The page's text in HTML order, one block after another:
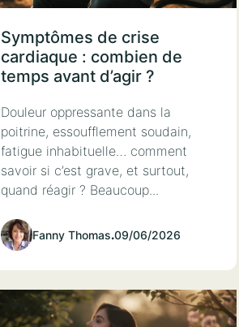
Symptômes de crise
cardiaque : combien de
temps avant d’agir ?
Douleur oppressante dans la
poitrine, essoufflement soudain,
fatigue inhabituelle… comment
savoir si c’est grave, et surtout,
quand réagir ? Beaucoup...
Fanny Thomas.09/06/2026